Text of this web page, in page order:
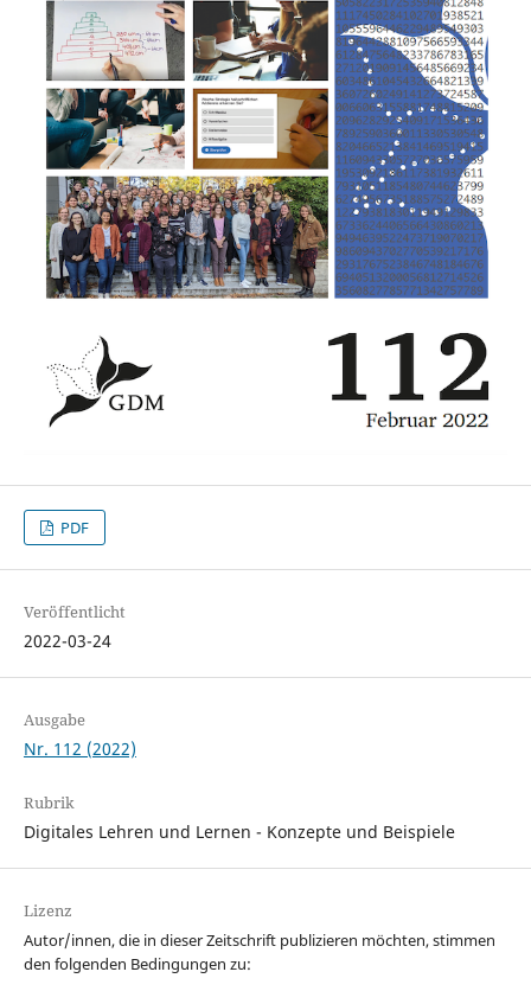
PDF
Veröffentlicht
2022-03-24
Ausgabe
Nr. 112 (2022)
Rubrik
Digitales Lehren und Lernen - Konzepte und Beispiele
Lizenz
Autor/innen, die in dieser Zeitschrift publizieren möchten, stimmen
den folgenden Bedingungen zu: